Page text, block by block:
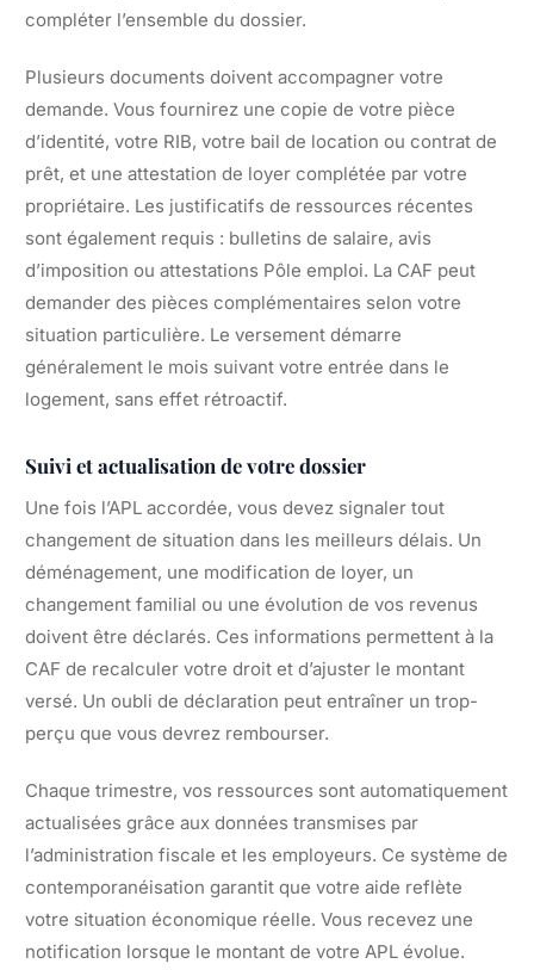
compléter l’ensemble du dossier.
Plusieurs documents doivent accompagner votre
demande. Vous fournirez une copie de votre pièce
d’identité, votre RIB, votre bail de location ou contrat de
prêt, et une attestation de loyer complétée par votre
propriétaire. Les justificatifs de ressources récentes
sont également requis : bulletins de salaire, avis
d’imposition ou attestations Pôle emploi. La CAF peut
demander des pièces complémentaires selon votre
situation particulière. Le versement démarre
généralement le mois suivant votre entrée dans le
logement, sans effet rétroactif.
Suivi et actualisation de votre dossier
Une fois l’APL accordée, vous devez signaler tout
changement de situation dans les meilleurs délais. Un
déménagement, une modification de loyer, un
changement familial ou une évolution de vos revenus
doivent être déclarés. Ces informations permettent à la
CAF de recalculer votre droit et d’ajuster le montant
versé. Un oubli de déclaration peut entraîner un trop-
perçu que vous devrez rembourser.
Chaque trimestre, vos ressources sont automatiquement
actualisées grâce aux données transmises par
l’administration fiscale et les employeurs. Ce système de
contemporanéisation garantit que votre aide reflète
votre situation économique réelle. Vous recevez une
notification lorsque le montant de votre APL évolue.